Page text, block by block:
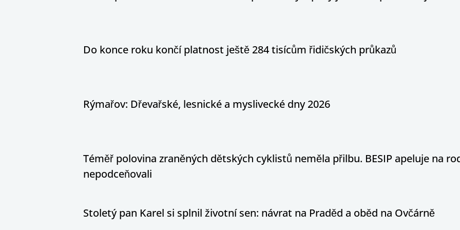
Do konce roku končí platnost ještě 284 tisícům řidičských průkazů
Rýmařov: Dřevařské, lesnické a myslivecké dny 2026
Téměř polovina zraněných dětských cyklistů neměla přilbu. BESIP apeluje na
nepodceňovali
Stoletý pan Karel si splnil životní sen: návrat na Praděd a oběd na Ovčárně